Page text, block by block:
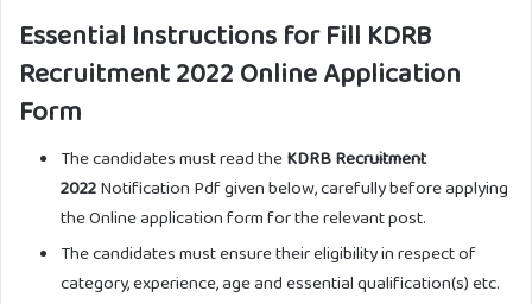
Essential Instructions for Fill KDRB
Recruitment 2022 Online Application
Form
The candidates must read theKDRB Recruitment
2022Notification Pdf given below, carefully before applying
the Online application form for the relevant post.
The candidates must ensure their eligibility in respect of
category, experience, age and essential qualification(s) etc.